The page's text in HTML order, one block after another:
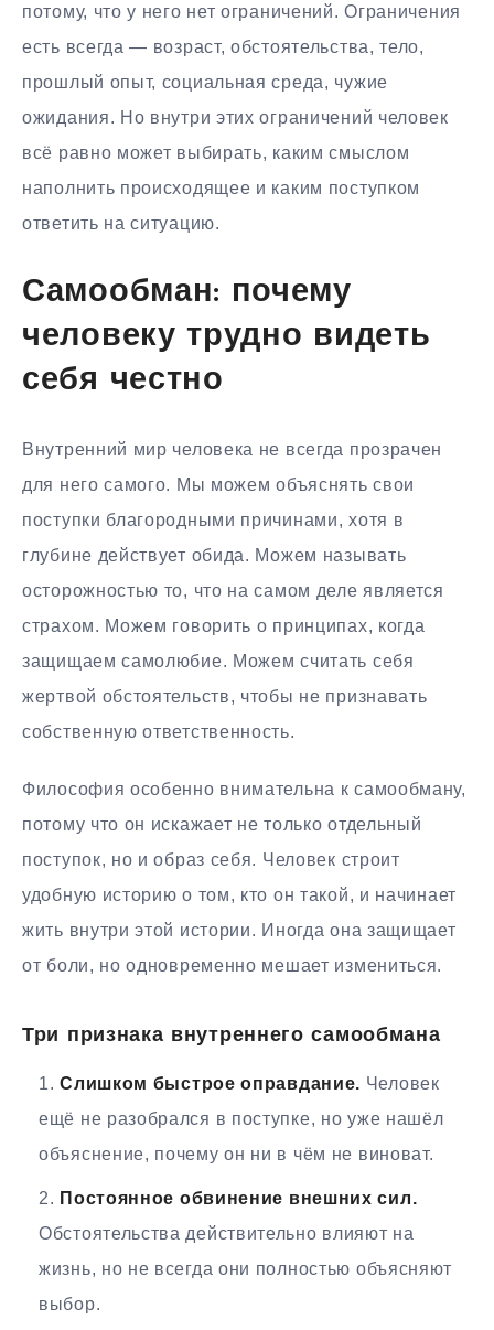
потому, что у него нет ограничений. Ограничения
есть всегда — возраст, обстоятельства, тело,
прошлый опыт, социальная среда, чужие
ожидания. Но внутри этих ограничений человек
всё равно может выбирать, каким смыслом
наполнить происходящее и каким поступком
ответить на ситуацию.
Самообман: почему
человеку трудно видеть
себя честно
Внутренний мир человека не всегда прозрачен
для него самого. Мы можем объяснять свои
поступки благородными причинами, хотя в
глубине действует обида. Можем называть
осторожностью то, что на самом деле является
страхом. Можем говорить о принципах, когда
защищаем самолюбие. Можем считать себя
жертвой обстоятельств, чтобы не признавать
собственную ответственность.
Философия особенно внимательна к самообману,
потому что он искажает не только отдельный
поступок, но и образ себя. Человек строит
удобную историю о том, кто он такой, и начинает
жить внутри этой истории. Иногда она защищает
от боли, но одновременно мешает измениться.
Три признака внутреннего самообмана
Слишком быстрое оправдание. Человек
ещё не разобрался в поступке, но уже нашёл
объяснение, почему он ни в чём не виноват.
Постоянное обвинение внешних сил.
Обстоятельства действительно влияют на
жизнь, но не всегда они полностью объясняют
выбор.